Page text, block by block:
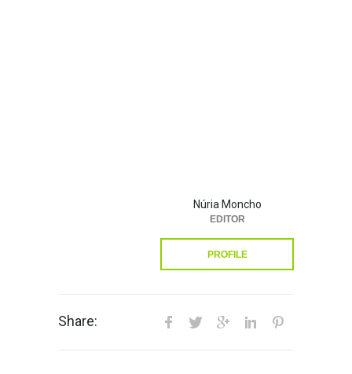
Núria Moncho
EDITOR
PROFILE
Share: